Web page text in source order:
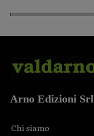
Arno Edizioni Srl
Chi siamo